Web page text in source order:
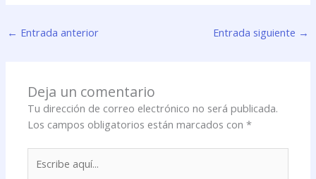
← Entrada anterior Entrada siguiente →
Deja un comentario
Tu dirección de correo electrónico no será publicada.
Los campos obligatorios están marcados con*
aquí...